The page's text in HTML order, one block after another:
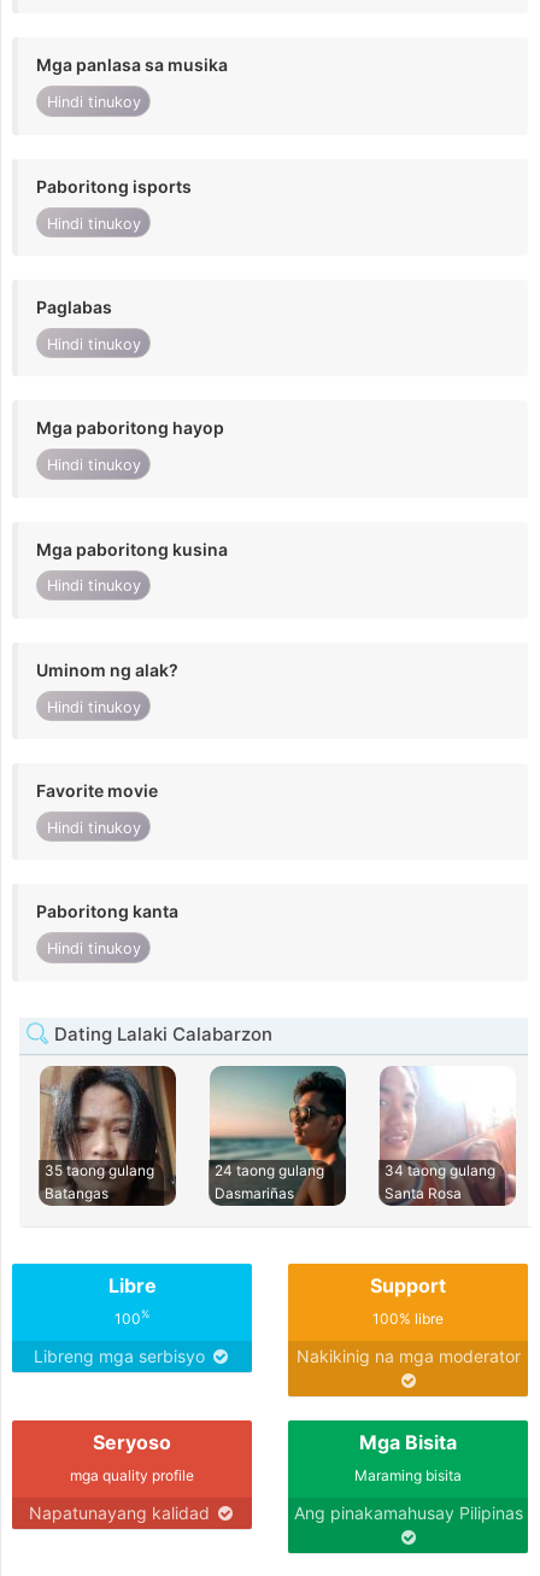
Mga panlasa sa musika
Hindi tinukoy
Paboritong isports
Hindi tinukoy
Paglabas
Hindi tinukoy
Mga paboritong hayop
Hindi tinukoy
Mga paboritong kusina
Hindi tinukoy
Uminom ng alak?
Hindi tinukoy
Favorite movie
Hindi tinukoy
Paboritong kanta
Hindi tinukoy
Dating Lalaki Calabarzon
35 taong gulang
Batangas
24 taong gulang
Dasmariñas
34 taong gulang
Santa Rosa
Libre
100%
Libreng mga serbisyo
Support
100% libre
Nakikinig na mga moderator
Seryoso
mga quality profile
Napatunayang kalidad
Mga Bisita
Maraming bisita
Ang pinakamahusay Pilipinas